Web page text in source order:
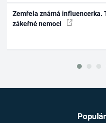
Zemřela známá influencerka.
zákeřné nemoci